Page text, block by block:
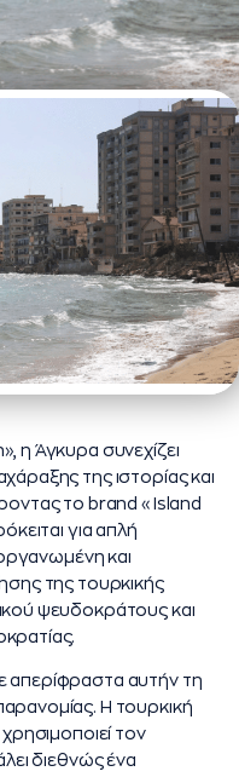
η Άγκυρα συνεχίζει
της ιστορίας και
το brand «Island
για απλή
και
της τουρκικής
ψευδοκράτους και
αυτήν τη
Η τουρκική
τον
διεθνώς ένα